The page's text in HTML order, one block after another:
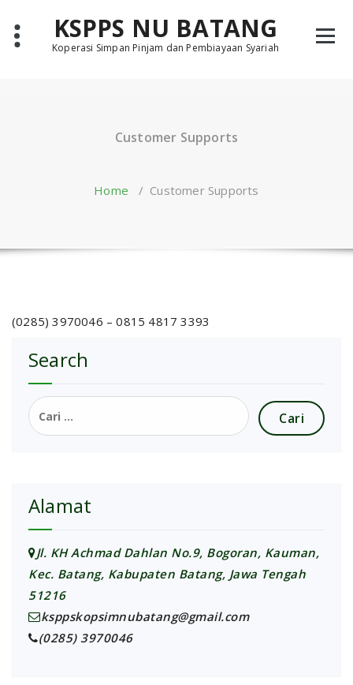
content
KSPPS NU BATANG
Koperasi Simpan Pinjam dan Pembiayaan Syariah
Customer Supports
Home / Customer Supports
(0285) 3970046 – 0815 4817 3393
Search
Cari
untuk:
Alamat
Jl. KH Achmad Dahlan No.9, Bogoran, Kauman,
Kec. Batang, Kabupaten Batang, Jawa Tengah
51216
ksppskopsimnubatang@gmail.com
(0285) 3970046